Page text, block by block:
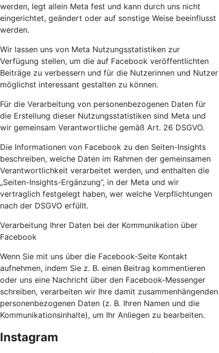
werden, legt allein Meta fest und kann durch uns nicht
eingerichtet, geändert oder auf sonstige Weise beeinflusst
werden.
Wir lassen uns von Meta Nutzungsstatistiken zur
Verfügung stellen, um die auf Facebook veröffentlichten
Beiträge zu verbessern und für die Nutzerinnen und Nutzer
möglichst interessant gestalten zu können.
Für die Verarbeitung von personenbezogenen Daten für
die Erstellung dieser Nutzungsstatistiken sind Meta und
wir gemeinsam Verantwortliche gemäß Art. 26 DSGVO.
Die Informationen von Facebook zu den Seiten-Insights
beschreiben, welche Daten im Rahmen der gemeinsamen
Verantwortlichkeit verarbeitet werden, und enthalten die
„Seiten-Insights-Ergänzung”, in der Meta und wir
vertraglich festgelegt haben, wer welche Verpflichtungen
nach der DSGVO erfüllt.
Verarbeitung Ihrer Daten bei der Kommunikation über
Facebook
Wenn Sie mit uns über die Facebook-Seite Kontakt
aufnehmen, indem Sie z. B. einen Beitrag kommentieren
oder uns eine Nachricht über den Facebook-Messenger
schreiben, verarbeiten wir Ihre damit zusammenhängenden
personenbezogenen Daten (z. B. Ihren Namen und die
Kommunikationsinhalte), um Ihr Anliegen zu bearbeiten.
Instagram